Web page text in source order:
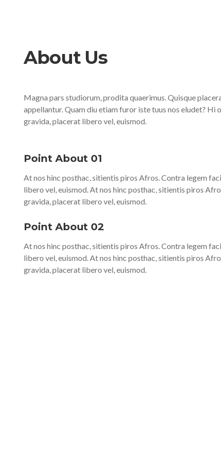
About Us
Magna pars studiorum, prodita quaerimus. Quisque
appellantur. Quam diu etiam furor iste tuus nos eludet?
gravida, placerat libero vel, euismod.
Point About 01
At nos hinc posthac, sitientis piros Afros. Contra legem
libero vel, euismod. At nos hinc posthac, sitientis piros
gravida, placerat libero vel, euismod.
Point About 02
At nos hinc posthac, sitientis piros Afros. Contra legem
libero vel, euismod. At nos hinc posthac, sitientis piros
gravida, placerat libero vel, euismod.